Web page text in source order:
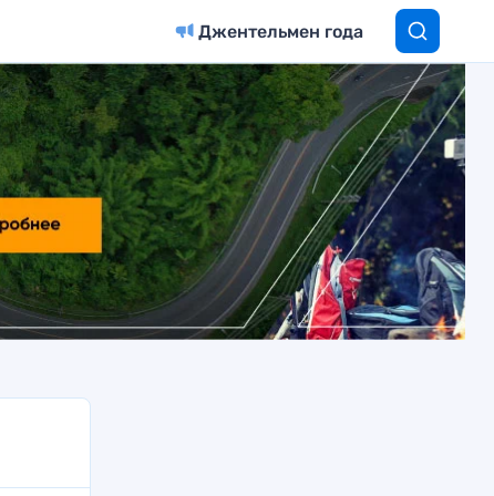
Джентельмен года